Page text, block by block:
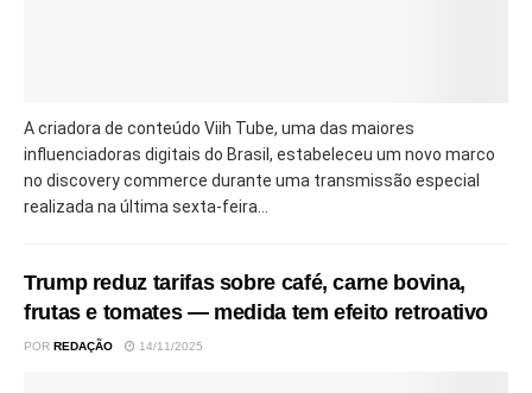
A criadora de conteúdo Viih Tube, uma das maiores
influenciadoras digitais do Brasil, estabeleceu um novo marco
no discovery commerce durante uma transmissão especial
realizada na última sexta-feira...
Trump reduz tarifas sobre café, carne bovina,
frutas e tomates — medida tem efeito retroativo
POR REDAÇÃO 14/11/2025